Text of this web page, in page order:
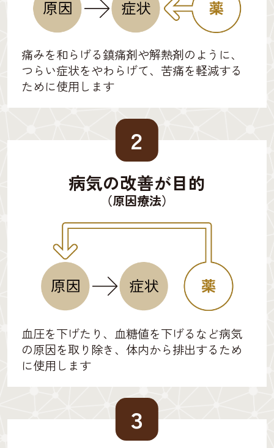
痛みを和らげる鎮痛剤や解熱剤のように、
つらい症状をやわらげて、苦痛を軽減する
ために使用します
２
病気の改善が目的
（原因療法）
血圧を下げたり、血糖値を下げるなど病気
の原因を取り除き、体内から排出するため
に使用します
３